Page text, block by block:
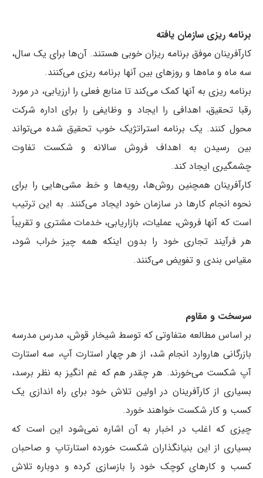
برنامه ریزی سازمان یافته
کارآفرینان موفق برنامه ریزان خوبی هستند. آن‌ها برای یک سال،
سه ماه و ماه‌ها و روزهای بین آنها برنامه ریزی می‌کنند.
برنامه ریزی به آنها کمک می‌کند تا منابع فعلی را ارزیابی، در مورد
رقبا تحقیق، اهدافی را ایجاد و وظایفی را برای اداره شرکت
محول کنند. یک برنامه استراتژیک خوب تحقیق شده می‌تواند
بین رسیدن به اهداف فروش سالانه و شکست تفاوت
چشمگیری ایجاد کند.
کارآفرینان همچنین روش‌ها، رویه‌ها و خط مشی‌هایی را برای
نحوه انجام کارها در سازمان خود ایجاد می‌کنند. به این ترتیب
است که آنها فروش، عملیات، بازاریابی، خدمات مشتری و تقریباً
هر فرآیند تجاری خود را بدون اینکه همه چیز خراب شود،
مقیاس بندی و تفویض می‌کنند.
سرسخت و مقاوم
بر اساس مطالعه متفاوتی که توسط شیخار قوش، مدرس مدرسه
بازرگانی هاروارد انجام شد، از هر چهار استارت آپ، سه استارت
آپ شکست می‌خورند. هر چقدر هم که غم انگیز به نظر برسد،
بسیاری از کارآفرینان در اولین تلاش خود برای راه اندازی یک
کسب و کار شکست خواهند خورد.
چیزی که اغلب در اخبار به آن اشاره نمی‌شود این است که
بسیاری از این بنیانگذاران شکست خورده استارتاپ و صاحبان
کسب و کارهای کوچک خود را بازسازی کرده و دوباره تلاش